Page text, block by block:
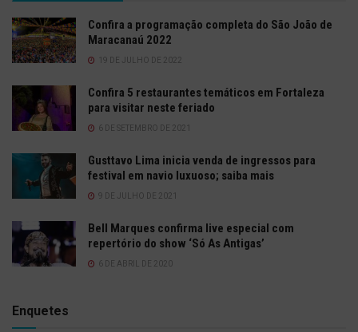
Confira a programação completa do São João de
Maracanaú 2022
19 DE JULHO DE 2022
Confira 5 restaurantes temáticos em Fortaleza
para visitar neste feriado
6 DE SETEMBRO DE 2021
Gusttavo Lima inicia venda de ingressos para
festival em navio luxuoso; saiba mais
9 DE JULHO DE 2021
Bell Marques confirma live especial com
repertório do show ‘Só As Antigas’
6 DE ABRIL DE 2020
Enquetes